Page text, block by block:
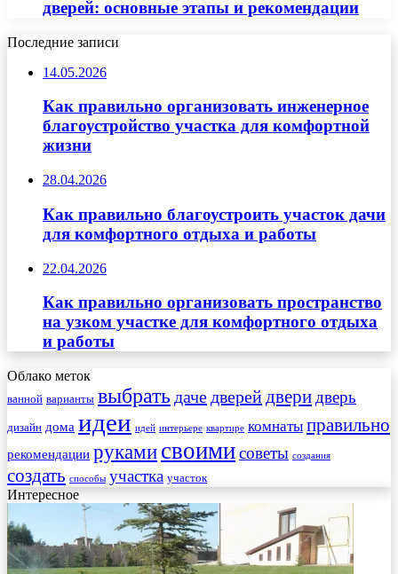
дверей: основные этапы и рекомендации
Последние записи
14.05.2026
Как правильно организовать инженерное
благоустройство участка для комфортной
жизни
28.04.2026
Как правильно благоустроить участок дачи
для комфортного отдыха и работы
22.04.2026
Как правильно организовать пространство
на узком участке для комфортного отдыха
и работы
Облако меток
ванной варианты выбрать даче дверейдвери дверь
дизайн дома идеи идей интерьере квартире комнаты правильно
рекомендации руками своимисоветы создания
создать способы участка участок
Интересное